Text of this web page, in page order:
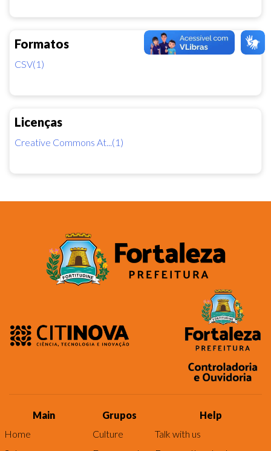
Formatos
CSV(1)
Licenças
Creative Commons At...(1)
Main
Home
Grupos
Culture
Help
Talk with us